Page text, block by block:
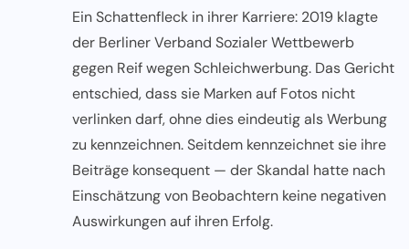
Ein Schattenfleck in ihrer Karriere: 2019 klagte
der Berliner Verband Sozialer Wettbewerb
gegen Reif wegen Schleichwerbung. Das Gericht
entschied, dass sie Marken auf Fotos nicht
verlinken darf, ohne dies eindeutig als Werbung
zu kennzeichnen. Seitdem kennzeichnet sie ihre
Beiträge konsequent — der Skandal hatte nach
Einschätzung von Beobachtern keine negativen
Auswirkungen auf ihren Erfolg.